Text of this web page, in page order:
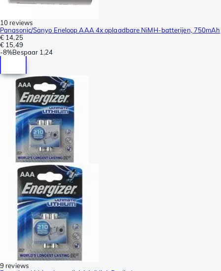
10 reviews
Panasonic/Sanyo Eneloop AAA 4x oplaadbare NiMH-batterijen, 750mAh
€ 14,25
€ 15,49
-8%Bespaar 1,24
9 reviews